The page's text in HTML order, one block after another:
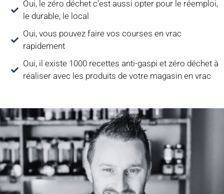
Oui, le zéro déchet c’est aussi opter pour le réemploi,
le durable, le local
Oui, vous pouvez faire vos courses en vrac
rapidement
Oui, il existe 1000 recettes anti-gaspi et zéro déchet à
réaliser avec les produits de votre magasin en vrac